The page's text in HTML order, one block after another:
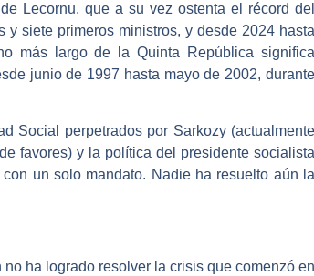
Lecornu, que a su vez ostenta el récord del
y siete primeros ministros, y desde 2024 hasta
más largo de la Quinta República significa
junio de 1997 hasta mayo de 2002, durante
Social perpetrados por Sarkozy (actualmente
favores) y la política del presidente socialista
un solo mandato. Nadie ha resuelto aún la
ha logrado resolver la crisis que comenzó en